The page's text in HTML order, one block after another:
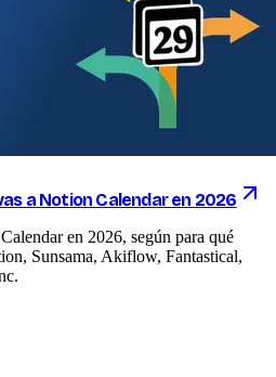
a Notion Calendar en 2026
en 2026, según para qué
Sunsama, Akiflow, Fantastical,